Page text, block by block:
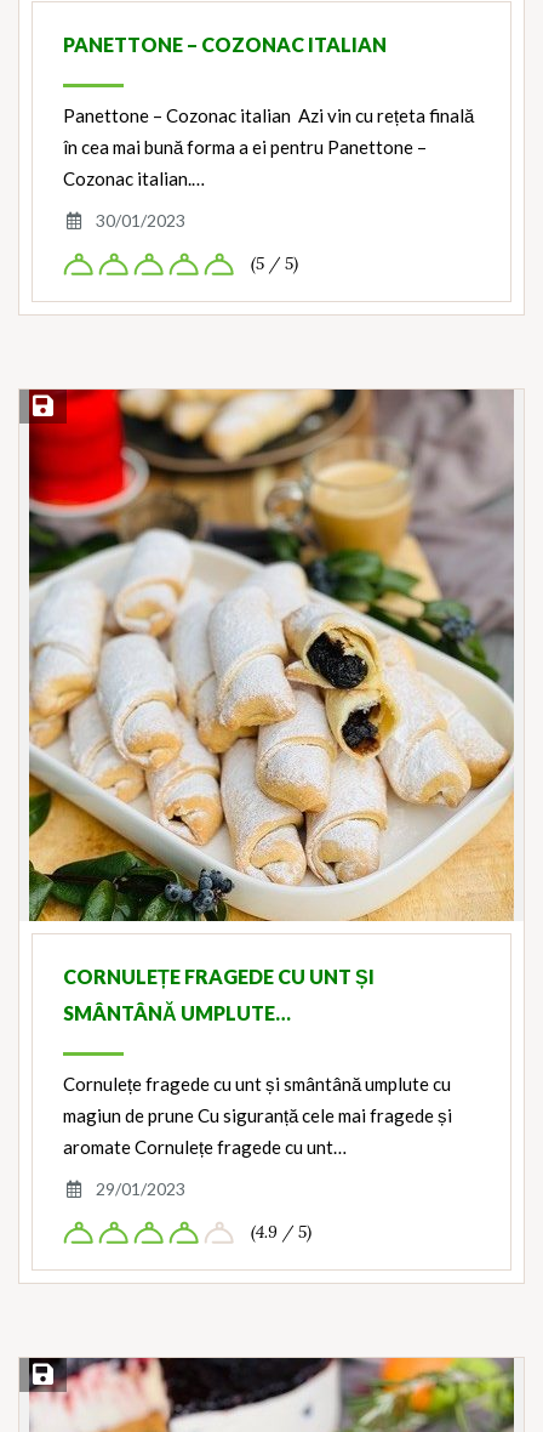
PANETTONE – COZONAC ITALIAN
Panettone – Cozonac italian Azi vin cu rețeta finală
în cea mai bună forma a ei pentru Panettone –
Cozonac italian.…
30/01/2023
(5 / 5)
Save Recipe
CORNULEȚE FRAGEDE CU UNT ȘI
SMÂNTÂNĂ UMPLUTE…
Cornulețe fragede cu unt și smântână umplute cu
magiun de prune Cu siguranță cele mai fragede și
aromate Cornulețe fragede cu unt…
29/01/2023
(4.9 / 5)
Save Recipe